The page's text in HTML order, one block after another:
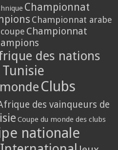
Championnat
Championnat arabe
Championnat
des nations
Clubs
des vainqueurs de
Coupe du monde des clubs
nationale